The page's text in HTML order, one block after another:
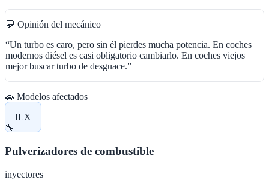
💬 Opinión del mecánico
“Un turbo es caro, pero sin él pierdes mucha potencia. En coches
modernos diésel es casi obligatorio cambiarlo. En coches viejos
mejor buscar turbo de desguace.”
🚗 Modelos afectados
ILX
🔧
Pulverizadores de combustible
inyectores